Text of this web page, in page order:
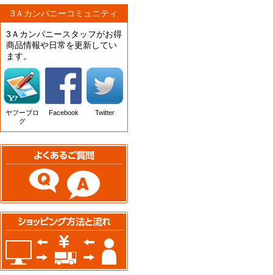
3Ａカンパニーコミュニティ
3Ａカンパニースタッフがお得
商品情報や日常を更新してい
ます。
ヤフーブロ
グ
Facebook Twitter